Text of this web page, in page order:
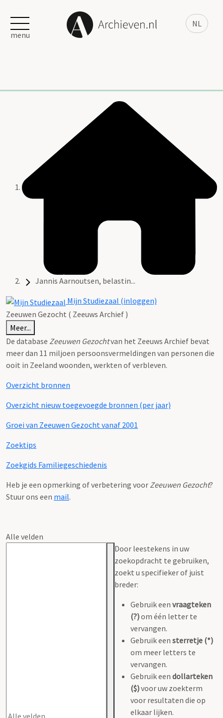
NL
menu
Jannis Aarnoutsen, belastin...
Mijn Studiezaal (inloggen)
Zeeuwen Gezocht ( Zeeuws Archief )
Meer...
De database Zeeuwen Gezochtvan het Zeeuws Archief bevat
meer dan 11 miljoen persoonsvermeldingen van personen die
ooit in Zeeland woonden, werkten of verbleven.
Overzicht bronnen
Overzicht nieuw toegevoegde bronnen (per jaar)
Groei van Zeeuwen Gezocht vanaf 2001
Zoektips
Zoekgids Familiegeschiedenis
Heb je een opmerking of verbetering voor Zeeuwen Gezocht?
Stuur ons een mail.
Alle velden
Door leestekens in uw
zoekopdracht te gebruiken,
zoekt u specifieker of juist
breder:
Gebruik een vraagteken
(?)om één letter te
vervangen.
Gebruik een sterretje (*)
om meer letters te
vervangen.
Gebruik een dollarteken
($)voor uw zoekterm
voor resultaten die op
elkaar lijken.